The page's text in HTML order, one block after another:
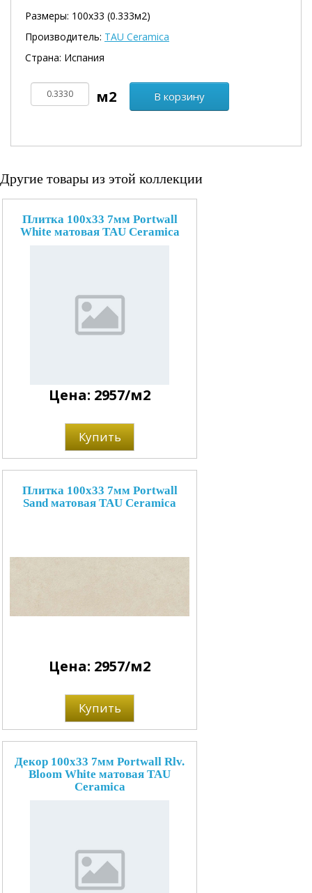
Размеры: 100х33 (0.333м2)
Производитель: TAU Ceramica
Страна: Испания
В корзину
Другие товары из этой коллекции
Плитка 100x33 7мм Portwall
White матовая TAU Ceramica
Цена: 2957/м2
Купить
Плитка 100x33 7мм Portwall
Sand матовая TAU Ceramica
Цена: 2957/м2
Купить
Декор 100x33 7мм Portwall Rlv.
Bloom White матовая TAU
Ceramica